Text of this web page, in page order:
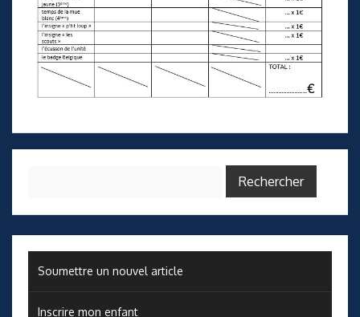
Soumettre un nouvel article
Inscrire mon enfant